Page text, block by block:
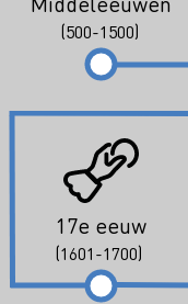
(500-1500)
17e eeuw
(1601-1700)